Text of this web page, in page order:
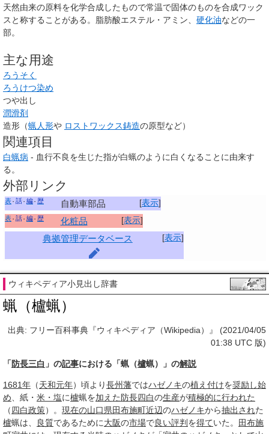
天然由来の原料を化学合成したもので常温で固体のものを合成ワック
スと称することがある。脂肪酸エステル・アミン、 硬化油などの一
部。
主な用途
ろうそく
ろうけつ染め
つや出し
潤滑剤
造形（蝋人形や ロストワックス鋳造の原型など）
関連項目
白蝋病 - 血行不良を生じた指が白蝋のように白くなることに由来す
る。
外部リンク
[表示]
表 話 編 歴 自動車部品
[表示]
表 話 編 歴 化粧品
[表示]
典拠管理データベース
ウィキペディア小見出し辞書
蝋（櫨蝋）
出典: フリー百科事典『ウィキペディア（Wikipedia）』 (2021/04/05
01:38 UTC 版)
「防長三白 」の記事における「蝋（櫨蝋）」の解説
1681年 （天和元年）頃より長州藩ではハゼノキの植え付けを奨励し始
め 、紙・ 米・塩に櫨蝋を加えた防長四白の生産が積極的に行われた
（四白政策）。 現在の山口県田布施町近辺のハゼノキから抽出された
櫨蝋は、 良質であるために大阪の市場で良い評判 を得ていた。
田布施